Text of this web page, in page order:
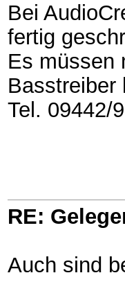
Bei
fertig
Es müssen
Basstreiber
Tel. 09442/
RE:
Auch sind